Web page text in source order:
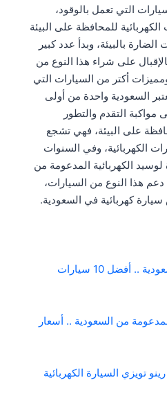
سيارات التي تعمل بالوقود،
للمحافظة على البيئة
الضارة بالبيئة، وبدأ عدد كبير
على شراء هذا النوع من
أكتر من السيارات التي
السعودية واحدة من أولى
مواكبة التقدم والتطور
على البيئة، فهي تشجع
الكهربائية، وفي السنوات
الكهربائية المدعومة من
هذا النوع من السيارات،
كهربائية في السعودية.
السيارات الكهربائية في السعودية .. أفضل 10 سيارات
من السعودية .. أسعار
تويزي السيارة الكهربائية